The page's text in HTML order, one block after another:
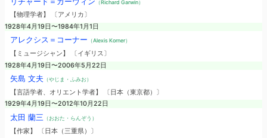
（Richard Garwin）
【物理学者】 〔アメリカ〕
1928年4月19日〜1984年1月1日
アレクシス＝コーナー （Alexis Korner）
【ミュージシャン】 〔イギリス〕
1928年4月19日〜2006年5月22日
矢島 文夫 （やじま・ふみお）
【言語学者、オリエント学者】 〔日本（東京都）〕
1929年4月19日〜2012年10月22日
太田 蘭三 （おおた・らんぞう）
【作家】 〔日本（三重県）〕